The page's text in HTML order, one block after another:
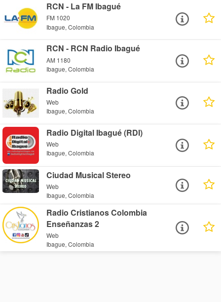
RCN - La FM Ibagué
FM 1020
Ibague, Colombia
RCN - RCN Radio Ibagué
AM 1180
Ibague, Colombia
Radio Gold
Web
Ibague, Colombia
Radio Digital Ibagué (RDI)
Web
Ibague, Colombia
Ciudad Musical Stereo
Web
Ibague, Colombia
Radio Cristianos Colombia
Enseñanzas 2
Web
Ibague, Colombia